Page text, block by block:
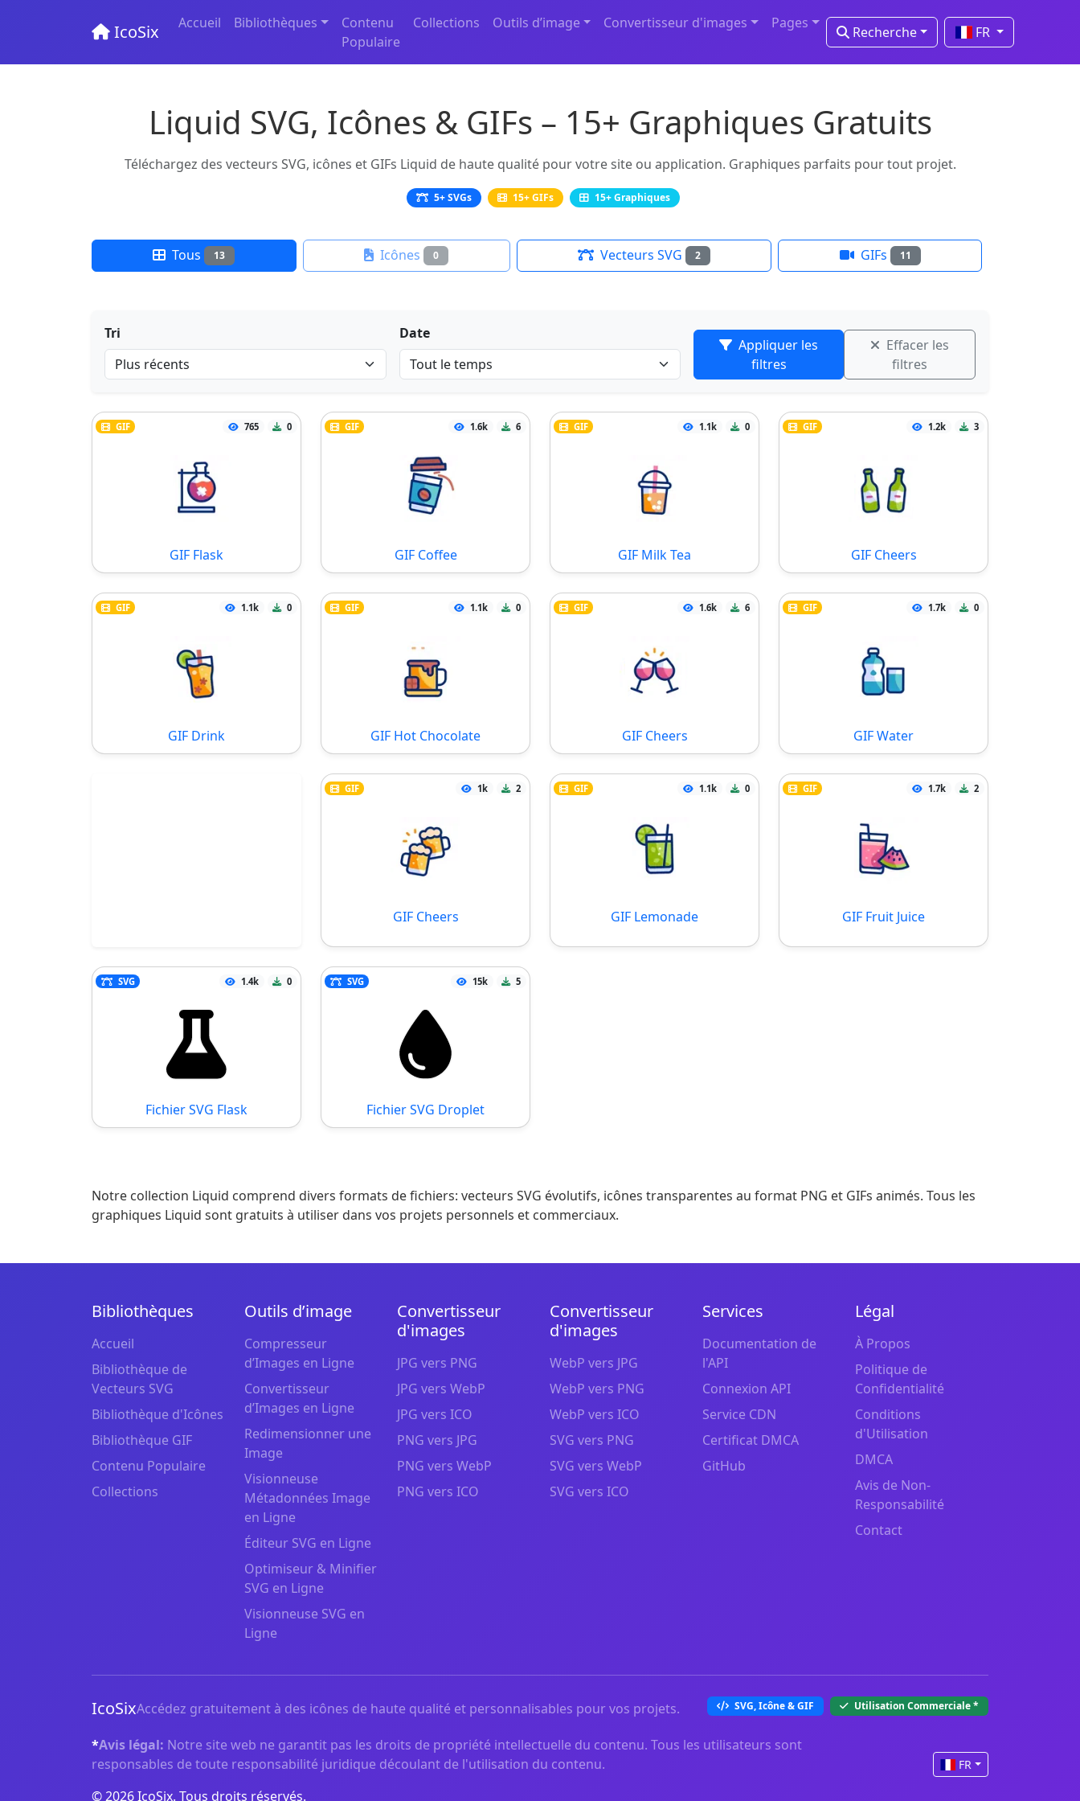
IcoSix Accueil Bibliothèques
Contenu
Populaire
Collections Outils d’image Convertisseur d'images Pages
Recherche FR
Liquid SVG, Icônes & GIFs – 15+ Graphiques Gratuits
Téléchargez des vecteurs SVG, icônes et GIFs Liquid de haute qualité pour votre site ou application. Graphiques parfaits pour tout projet.
5+ SVGs 15+ GIFs 15+ Graphiques
Tous 13 Icônes 0 Vecteurs SVG 2 GIFs 11
Tri Date
Appliquer les
filtres
Effacer les
filtres
GIF 765 0
GIF Flask
GIF 1.6k 6
GIF Coffee
GIF 1.1k 0
GIF Milk Tea
GIF 1.2k 3
GIF Cheers
GIF 1.1k 0
GIF Drink
GIF 1.1k 0
GIF Hot Chocolate
GIF 1.6k 6
GIF Cheers
GIF 1.7k 0
GIF Water
GIF 1k 2
GIF Cheers
GIF 1.1k 0
GIF Lemonade
GIF 1.7k 2
GIF Fruit Juice
SVG 1.4k 0
Fichier SVG Flask
SVG 15k 5
Fichier SVG Droplet
Notre collection Liquid comprend divers formats de fichiers: vecteurs SVG évolutifs, icônes transparentes au format PNG et GIFs animés. Tous les
graphiques Liquid sont gratuits à utiliser dans vos projets personnels et commerciaux.
Bibliothèques
Accueil
Bibliothèque de
Vecteurs SVG
Bibliothèque d'Icônes
Bibliothèque GIF
Contenu Populaire
Collections
Outils d’image
Compresseur
d’Images en Ligne
Convertisseur
d’Images en Ligne
Redimensionner une
Image
Visionneuse
Métadonnées Image
en Ligne
Éditeur SVG en Ligne
Optimiseur & Minifier
SVG en Ligne
Visionneuse SVG en
Ligne
Convertisseur
d'images
JPG vers PNG
JPG vers WebP
JPG vers ICO
PNG vers JPG
PNG vers WebP
PNG vers ICO
Convertisseur
d'images
WebP vers JPG
WebP vers PNG
WebP vers ICO
SVG vers PNG
SVG vers WebP
SVG vers ICO
Services
Documentation de
l'API
Connexion API
Service CDN
Certificat DMCA
GitHub
Légal
À Propos
Politique de
Confidentialité
Conditions
d'Utilisation
DMCA
Avis de Non-
Responsabilité
Contact
IcoSixAccédez gratuitement à des icônes de haute qualité et personnalisables pour vos projets. SVG, Icône & GIF Utilisation Commerciale*
*Avis légal: Notre site web ne garantit pas les droits de propriété intellectuelle du contenu. Tous les utilisateurs sont
responsables de toute responsabilité juridique découlant de l'utilisation du contenu.
© 2026 IcoSix. Tous droits réservés.
FR